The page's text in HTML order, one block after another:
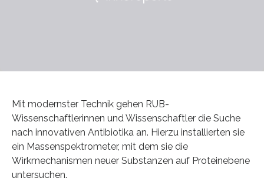
Mit modernster Technik gehen RUB-
Wissenschaftlerinnen und Wissenschaftler die Suche
nach innovativen Antibiotika an. Hierzu installierten sie
ein Massenspektrometer, mit dem sie die
Wirkmechanismen neuer Substanzen auf Proteinebene
untersuchen.